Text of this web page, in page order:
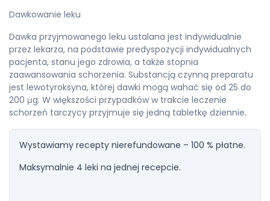
Dawkowanie leku
Dawka przyjmowanego leku ustalana jest indywidualnie
przez lekarza, na podstawie predyspozycji indywidualnych
pacjenta, stanu jego zdrowia, a także stopnia
zaawansowania schorzenia. Substancją czynną preparatu
jest lewotyroksyna, której dawki mogą wahać się od 25 do
200 μg. W większości przypadków w trakcie leczenie
schorzeń tarczycy przyjmuje się jedną tabletkę dziennie.
Wystawiamy recepty nierefundowane – 100 % płatne.
Maksymalnie 4 leki na jednej recepcie.